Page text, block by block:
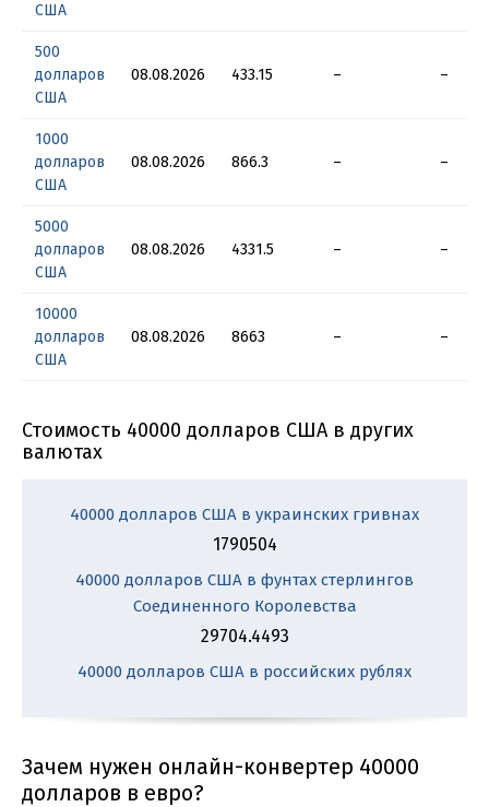
США
500
долларов
США
08.08.2026 433.15 – –
1000
долларов
США
08.08.2026 866.3 – –
5000
долларов
США
08.08.2026 4331.5 – –
10000
долларов
США
08.08.2026 8663 – –
Стоимость 40000 долларов США в других
валютах
40000 долларов США в украинских гривнах
1790504
40000 долларов США в фунтах стерлингов
Соединенного Королевства
29704.4493
40000 долларов США в российских рублях
Зачем нужен онлайн-конвертер 40000
долларов в евро?